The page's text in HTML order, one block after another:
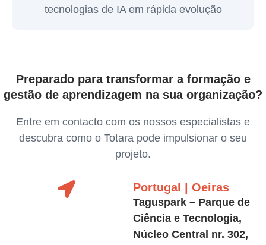
tecnologias de IA em rápida evolução
Preparado para transformar a formação e
gestão de aprendizagem na sua organização?
Entre em contacto com os nossos especialistas e
descubra como o Totara pode impulsionar o seu
projeto.
Portugal | Oeiras
Taguspark – Parque de
Ciência e Tecnologia,
Núcleo Central nr. 302,